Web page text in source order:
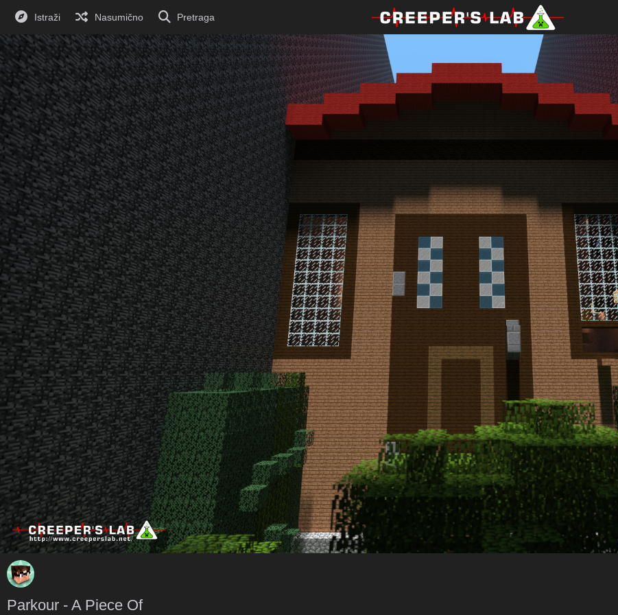
Istraži Nasumično Pretraga
Parkour - A Piece Of